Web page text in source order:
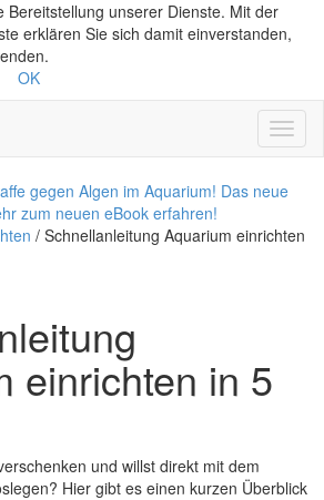
Bereitstellung unserer Dienste. Mit der
erklären Sie sich damit einverstanden,
OK
ein/
gegen Algen im Aquarium! Das neue
zum neuen eBook erfahren!
/ Schnellanleitung Aquarium einrichten
einrichten in 5
und willst direkt mit dem
Hier gibt es einen kurzen Überblick